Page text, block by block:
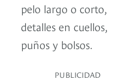
pelo largo o corto,
detalles en cuellos,
puños y bolsos.
PUBLICIDAD